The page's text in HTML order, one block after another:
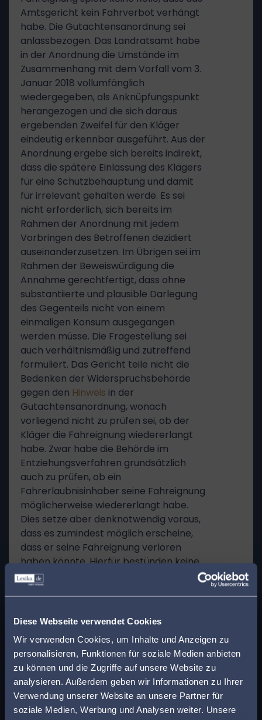
Diese Webseite verwendet Cookies
Wir verwenden Cookies, um Inhalte und Anzeigen zu
personalisieren, Funktionen für soziale Medien anbieten
zu können und die Zugriffe auf unsere Website zu
analysieren. Außerdem geben wir Informationen zu Ihrer
Verwendung unserer Website an unsere Partner für
soziale Medien, Werbung und Analysen weiter. Unsere
Amtsgericht kein Fahrverbot verhängt
habe. Die Gutachtensanordnung sei
anlassbezogen. Das Landratsamt habe
in der Anordnung die Umstände im
Zusammenhang mit dem Vorfall vom 3.
Januar 2018 vollumfänglich
wiedergegeben, als Anknüpfungspunkt
herangezogen und die sich daraus
ergebenden Zweifel für den Kläger
eindeutig erkennbar ausgeführt. Aus der
Anordnung ergebe sich bereits indirekt,
dass die spätere Einlassung des Klägers
für eine Schutzbehauptung und damit
für irrelevant gehalten werde. Es sei
nicht erforderlich, sich bereits im
Rahmen der Anordnung mit jedem
Vorbringen des Betroffenen dezidiert
auseinanderzusetzen. Im Übrigen sei im
Rahmen der Beweiswürdigung die
Annahme gerechtfertigt, dass ohne
substantiierte und plausible Darlegung
des Gegenteils nicht von einem
einmaligen Konsum ausgegangen
werden müsse. Die Fragestellung sei
auch verhältnismäßig und zutreffend
formuliert. Das Gericht teile nicht die
Bedenken der Widerspruchsbehörde
gegen den Hinweis in der
Gutachtensanordnung, wonach
vorliegend nicht zu prüfen sei, ob der
Kläger die Fahreignung wiedererlangt
habe. Zwar habe die Behörde im
Entziehungsverfahren grundsätzlich
auch zu prüfen, ob ein
Fahrerlaubnisinhaber seine Fahreignung
möglicherweise wiedererlangt habe.
Dies setze aber denknotwendig voraus,
dass es zumindest möglich erscheine,
dass er seine Fahreignung verloren
haben könnte. Hierfür bestünden keine
Anhaltspunkte. Es sei lediglich bekannt,
dass der Kläger als gelegentlicher
Trennungsgebot verstoßen habe.
Weise ableiten, dass er seine
Fahreignung in der Vergangenheit
verloren haben könnte. Denn es
bestünden weder Anhaltspunkte für
einen regelmäßigen Konsum von
Cannabisoder einen Mischkonsum oder
Finden Sie den
passenden Anwalt in
Ihrer Nähe!
Geben Sie Ihre Postleitzahl ein, um beim Lesen
eines Beitrags sofort einen kompetenten